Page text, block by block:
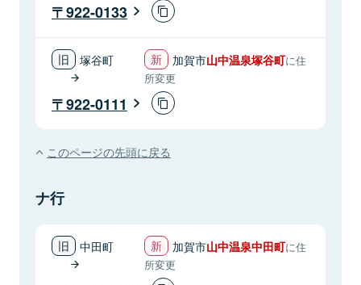
922-0133
塚谷町 加賀市山中温泉塚谷町に住
所変更
922-0111
このページの先頭に戻る
ナ行
中田町 加賀市山中温泉中田町に住
所変更